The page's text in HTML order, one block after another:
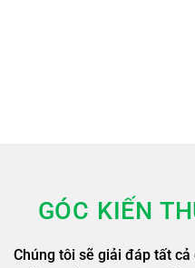
GÓC KIẾN
Chúng tôi sẽ giải đáp tất